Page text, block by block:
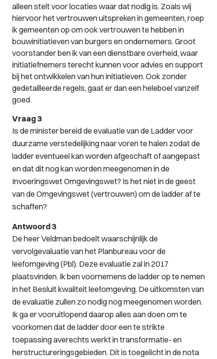
alleen stelt voor locaties waar dat nodig is. Zoals wij
hiervoor het vertrouwen uitspreken in gemeenten, roep
ik gemeenten op om ook vertrouwen te hebben in
bouwinitiatieven van burgers en ondernemers. Groot
voorstander ben ik van een dienstbare overheid, waar
initiatiefnemers terecht kunnen voor advies en support
bij het ontwikkelen van hun initiatieven. Ook zonder
gedetailleerde regels, gaat er dan een heleboel vanzelf
goed.
Vraag 3
Is de minister bereid de evaluatie van de Ladder voor
duurzame verstedelijking naar voren te halen zodat de
ladder eventueel kan worden afgeschaft of aangepast
en dat dit nog kan worden meegenomen in de
Invoeringswet Omgevingswet? Is het niet in de geest
van de Omgevingswet (vertrouwen) om de ladder af te
schaffen?
Antwoord 3
De heer Veldman bedoelt waarschijnlijk de
vervolgevaluatie van het Planbureau voor de
leefomgeving (Pbl). Deze evaluatie zal in 2017
plaatsvinden. Ik ben voornemens de ladder op te nemen
in het Besluit kwaliteit leefomgeving. De uitkomsten van
de evaluatie zullen zo nodig nog meegenomen worden.
Ik ga er vooruitlopend daarop alles aan doen om te
voorkomen dat de ladder door een te strikte
toepassing averechts werkt in transformatie- en
herstructureringsgebieden. Dit is toegelicht in de nota